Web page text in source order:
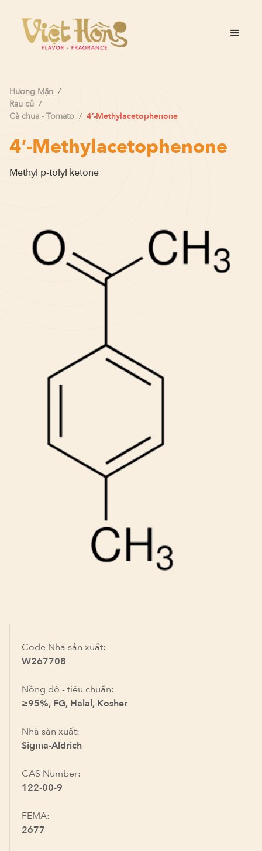
Hương Mặn /
Rau củ /
Cà chua - Tomato / 4′-Methylacetophenone
4′-Methylacetophenone
Methyl p-tolyl ketone
Code Nhà sản xuất:
W267708
Nồng độ - tiêu chuẩn:
≥95%, FG, Halal, Kosher
Nhà sản xuất:
Sigma-Aldrich
CAS Number:
122-00-9
FEMA:
2677